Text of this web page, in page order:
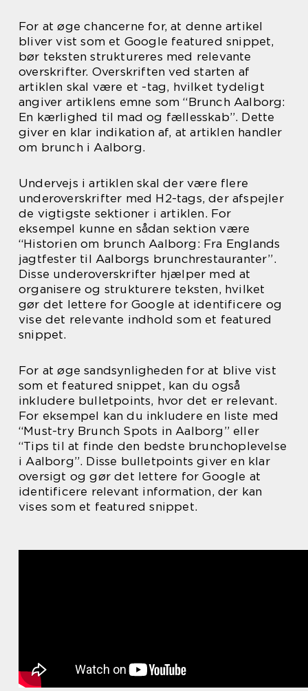
For at øge chancerne for, at denne artikel
bliver vist som et Google featured snippet,
bør teksten struktureres med relevante
overskrifter. Overskriften ved starten af
artiklen skal være et -tag, hvilket tydeligt
angiver artiklens emne som “Brunch Aalborg:
En kærlighed til mad og fællesskab”. Dette
giver en klar indikation af, at artiklen handler
om brunch i Aalborg.
Undervejs i artiklen skal der være flere
underoverskrifter med H2-tags, der afspejler
de vigtigste sektioner i artiklen. For
eksempel kunne en sådan sektion være
“Historien om brunch Aalborg: Fra Englands
jagtfester til Aalborgs brunchrestauranter”.
Disse underoverskrifter hjælper med at
organisere og strukturere teksten, hvilket
gør det lettere for Google at identificere og
vise det relevante indhold som et featured
snippet.
For at øge sandsynligheden for at blive vist
som et featured snippet, kan du også
inkludere bulletpoints, hvor det er relevant.
For eksempel kan du inkludere en liste med
“Must-try Brunch Spots in Aalborg” eller
“Tips til at finde den bedste brunchoplevelse
i Aalborg”. Disse bulletpoints giver en klar
oversigt og gør det lettere for Google at
identificere relevant information, der kan
vises som et featured snippet.